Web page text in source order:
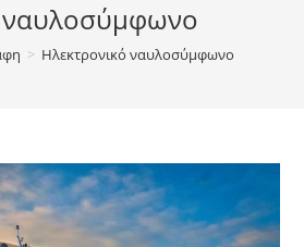
ναυλοσύμφωνο
> Ηλεκτρονικό ναυλοσύμφωνο